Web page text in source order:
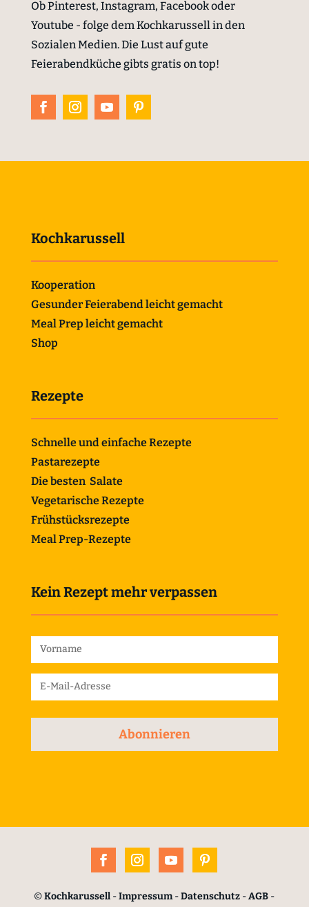
Ob Pinterest, Instagram, Facebook oder
Youtube - folge dem Kochkarussell in den
Sozialen Medien. Die Lust auf gute
Feierabendküche gibts gratis on top!
Kochkarussell
Kooperation
Gesunder Feierabend leicht gemacht
Meal Prep leicht gemacht
Shop
Rezepte
Schnelle und einfache Rezepte
Pastarezepte
Die besten Salate
Vegetarische Rezepte
Frühstücksrezepte
Meal Prep-Rezepte
Kein Rezept mehr verpassen
Abonnieren
©Kochkarussell -Impressum-Datenschutz -AGB -